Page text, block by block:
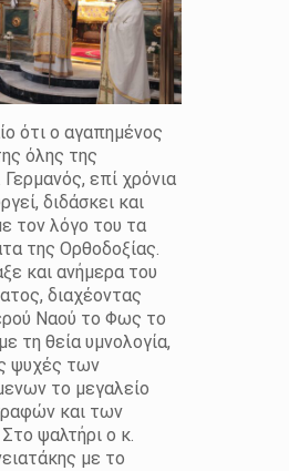
ότι ο αγαπημένος
όλης της
Γερμανός, επί χρόνια
διδάσκει και
τον λόγο του τα
της Ορθοδοξίας.
και ανήμερα του
διαχέοντας
Ναού το Φως το
τη θεία υμνολογία,
ψυχές των
το μεγαλείο
και των
ψαλτήρι ο κ.
με το